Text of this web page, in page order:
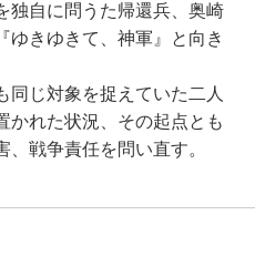
独自に問うた帰還兵、奥崎
ゆきゆきて、神軍』と向き
同じ対象を捉えていた二人
かれた状況、その起点とも
戦争責任を問い直す。